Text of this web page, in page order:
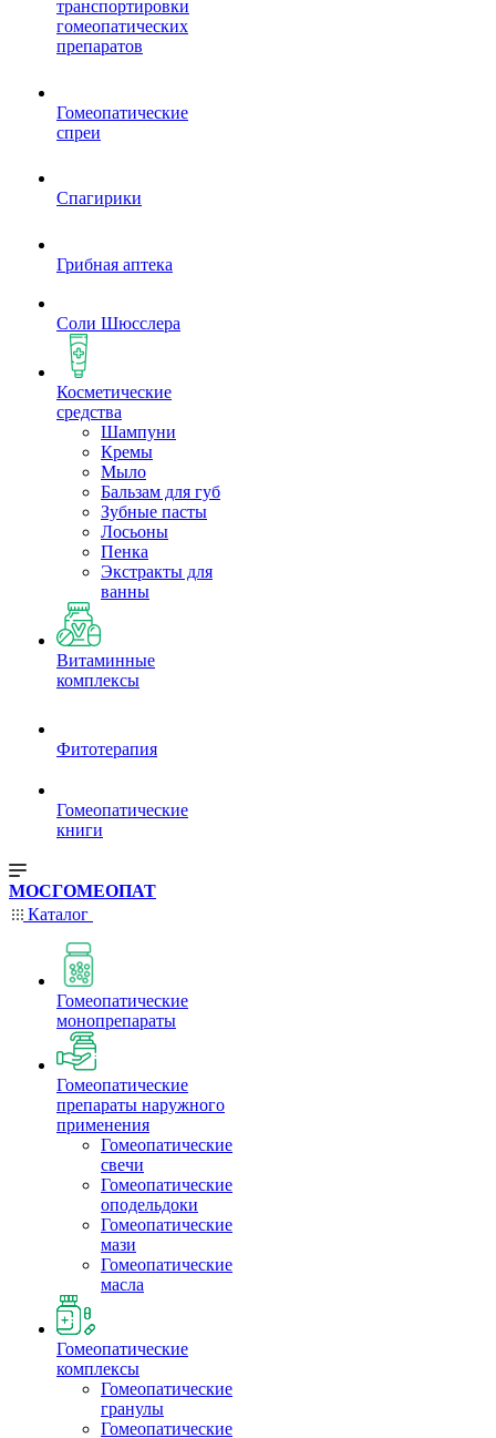
транспортировки
гомеопатических
препаратов
Гомеопатические
спреи
Спагирики
Грибная аптека
Соли Шюсслера
Косметические
средства
Шампуни
Кремы
Мыло
Бальзам для губ
Зубные пасты
Лосьоны
Пенка
Экстракты для
ванны
Витаминные
комплексы
Фитотерапия
Гомеопатические
книги
МОСГОМЕОПАТ
Каталог
Гомеопатические
монопрепараты
Гомеопатические
препараты наружного
применения
Гомеопатические
свечи
Гомеопатические
оподельдоки
Гомеопатические
мази
Гомеопатические
масла
Гомеопатические
комплексы
Гомеопатические
гранулы
Гомеопатические